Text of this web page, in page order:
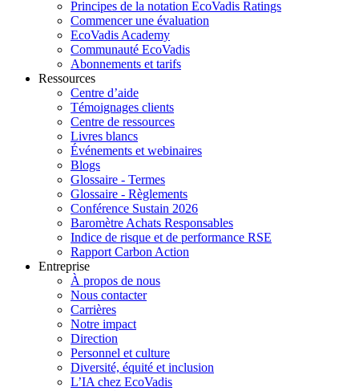
Principes de la notation EcoVadis Ratings
Commencer une évaluation
EcoVadis Academy
Communauté EcoVadis
Abonnements et tarifs
Ressources
Centre d’aide
Témoignages clients
Centre de ressources
Livres blancs
Événements et webinaires
Blogs
Glossaire - Termes
Glossaire - Règlements
Conférence Sustain 2026
Baromètre Achats Responsables
Indice de risque et de performance RSE
Rapport Carbon Action
Entreprise
À propos de nous
Nous contacter
Carrières
Notre impact
Direction
Personnel et culture
Diversité, équité et inclusion
L’IA chez EcoVadis